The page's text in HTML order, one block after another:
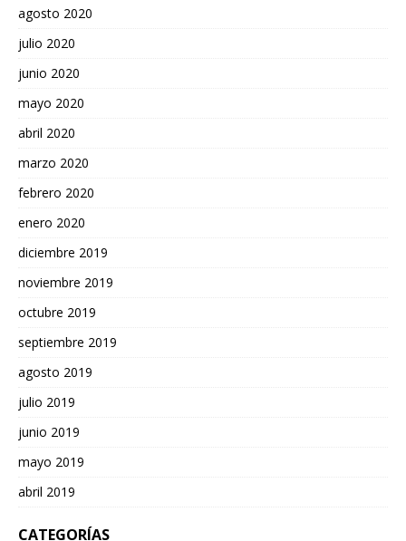
agosto 2020
julio 2020
junio 2020
mayo 2020
abril 2020
marzo 2020
febrero 2020
enero 2020
diciembre 2019
noviembre 2019
octubre 2019
septiembre 2019
agosto 2019
julio 2019
junio 2019
mayo 2019
abril 2019
CATEGORÍAS